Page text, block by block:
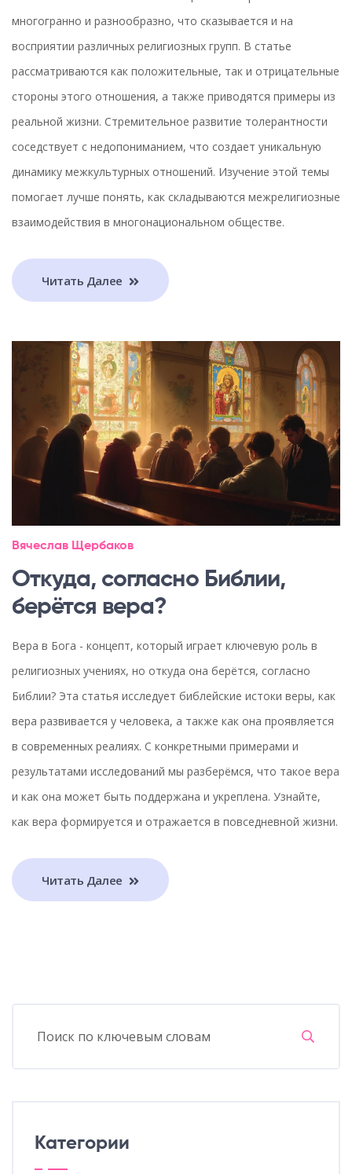
многогранно и разнообразно, что сказывается и на
восприятии различных религиозных групп. В статье
рассматриваются как положительные, так и отрицательные
стороны этого отношения, а также приводятся примеры из
реальной жизни. Стремительное развитие толерантности
соседствует с недопониманием, что создает уникальную
динамику межкультурных отношений. Изучение этой темы
помогает лучше понять, как складываются межрелигиозные
взаимодействия в многонациональном обществе.
Читать Далее
Вячеслав Щербаков
Откуда, согласно Библии,
берётся вера?
Вера в Бога - концепт, который играет ключевую роль в
религиозных учениях, но откуда она берётся, согласно
Библии? Эта статья исследует библейские истоки веры, как
вера развивается у человека, а также как она проявляется
в современных реалиях. С конкретными примерами и
результатами исследований мы разберёмся, что такое вера
и как она может быть поддержана и укреплена. Узнайте,
как вера формируется и отражается в повседневной жизни.
Читать Далее
Категории